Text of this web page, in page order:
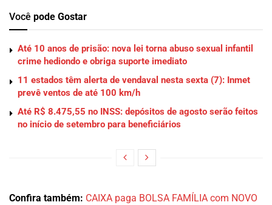
Você pode Gostar
Até 10 anos de prisão: nova lei torna abuso sexual infantil
crime hediondo e obriga suporte imediato
11 estados têm alerta de vendaval nesta sexta (7): Inmet
prevê ventos de até 100 km/h
Até R$ 8.475,55 no INSS: depósitos de agosto serão feitos
no início de setembro para beneficiários
Confira também: CAIXA paga BOLSA FAMÍLIA com NOVO